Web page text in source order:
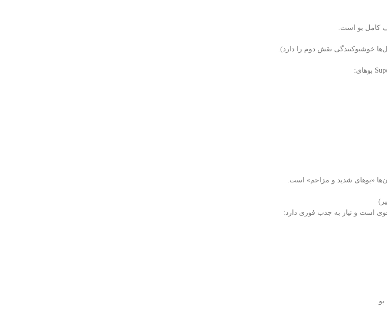
کامل بو است.
خوشبوکنندگی نقش دوم را دارد).
«بوهای شدید و مزاحم» است.
است و نیاز به جذب فوری دارد: